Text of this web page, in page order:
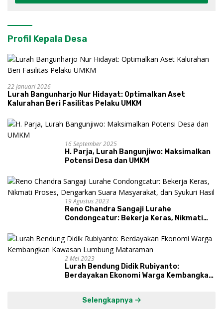
Profil Kepala Desa
22 Januari 2026
Lurah Bangunharjo Nur Hidayat: Optimalkan Aset
Kalurahan Beri Fasilitas Pelaku UMKM
16 September 2025
H. Parja, Lurah Bangunjiwo: Maksimalkan
Potensi Desa dan UMKM
19 Agustus 2023
Reno Chandra Sangaji Lurahe
Condongcatur: Bekerja Keras, Nikmati
dan Syukuri Hasil
2 Mei 2023
Lurah Bendung Didik Rubiyanto:
Berdayakan Ekonomi Warga Kembangkan
Selengkapnya